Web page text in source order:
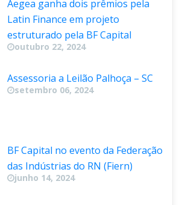
Aegea ganha dois prêmios pela
Latin Finance em projeto
estruturado pela BF Capital
outubro 22, 2024
Assessoria a Leilão Palhoça – SC
etembro 06, 2024
BF Capital no evento da Federação
das Indústrias do RN (Fiern)
junho 14, 2024